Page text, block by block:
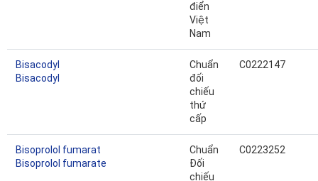
điển
Việt
Nam
Bisacodyl
Bisacodyl
Chuẩn
đối
chiếu
thứ
cấp
C0222147
Bisoprolol fumarat
Bisoprolol fumarate
Chuẩn
Đối
chiếu
C0223252